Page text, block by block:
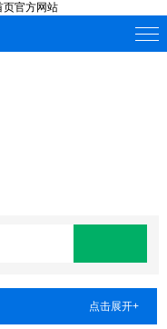
点击展开+